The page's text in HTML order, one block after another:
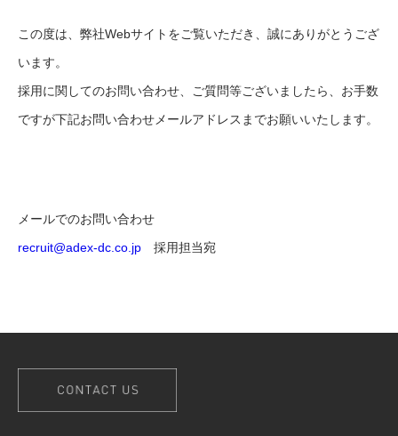
この度は、弊社Webサイトをご覧いただき、誠にありがとうござ
います。
採用に関してのお問い合わせ、ご質問等ございましたら、お手数
ですが下記お問い合わせメールアドレスまでお願いいたします。
メールでのお問い合わせ
recruit@adex-dc.co.jp 採用担当宛